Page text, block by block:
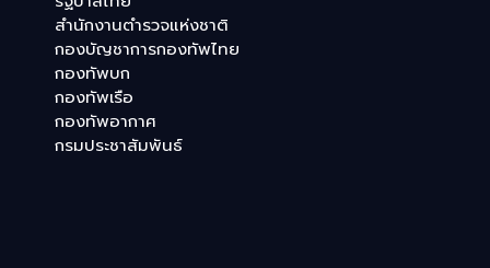
สำนักงานตำรวจแห่งชาติ
กองบัญชาการกองทัพไทย
กองทัพบก
กองทัพเรือ
กองทัพอากาศ
กรมประชาสัมพันธ์